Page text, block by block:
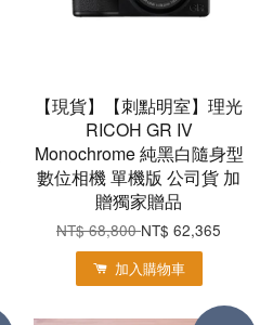
【現貨】【刺點明室】理光
RICOH GR IV
Monochrome 純黑白隨身型
數位相機 單機版 公司貨 加
贈獨家贈品
NT$ 68,800NT$ 62,365
加入購物車